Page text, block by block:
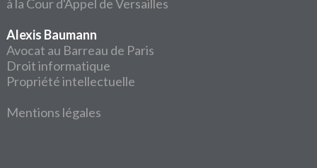
à la Cour d'Appel de Versailles
Alexis Baumann
Avocat au Barreau de Paris
Droit informatique
Propriété intellectuelle
Mentions légales